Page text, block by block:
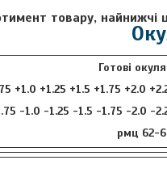
товару,
Готові
+1.0 +1.25 +1.5 +1.75 +2.0
-1.0 -1.25 -1.5 -1.75 -2.0 -
рмц 62-